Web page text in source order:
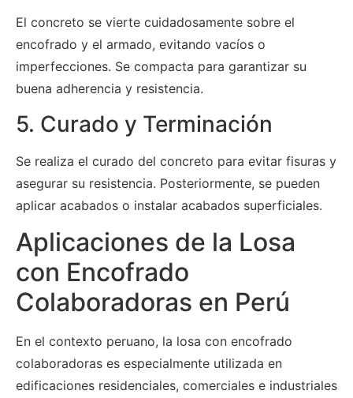
El concreto se vierte cuidadosamente sobre el
encofrado y el armado, evitando vacíos o
imperfecciones. Se compacta para garantizar su
buena adherencia y resistencia.
5. Curado y Terminación
Se realiza el curado del concreto para evitar fisuras y
asegurar su resistencia. Posteriormente, se pueden
aplicar acabados o instalar acabados superficiales.
Aplicaciones de la Losa
con Encofrado
Colaboradoras en Perú
En el contexto peruano, la losa con encofrado
colaboradoras es especialmente utilizada en
edificaciones residenciales, comerciales e industriales